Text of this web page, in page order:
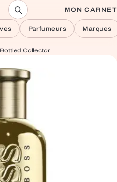
MON CARNET
Parfumeurs Marques
Collector